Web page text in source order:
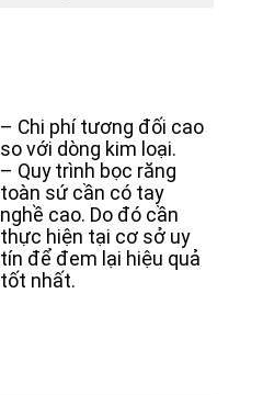
– Chi phí tương đối cao
so với dòng kim loại.
– Quy trình bọc răng
toàn sứ cần có tay
nghề cao. Do đó cần
thực hiện tại cơ sở uy
tín để đem lại hiệu quả
tốt nhất.